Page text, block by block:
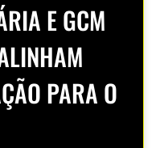
E GCM
PARA O